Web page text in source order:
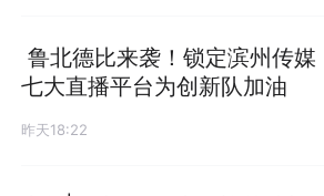
鲁北德比来袭！锁定滨州传媒
七大直播平台为创新队加油
昨天18:22